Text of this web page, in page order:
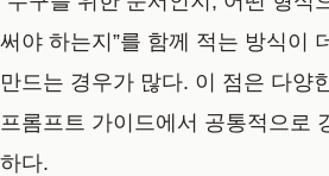
써야 하는지”를 함께 적는 방식이
만드는 경우가 많다. 이 점은 다양
프롬프트 가이드에서 공통적으로
하다.